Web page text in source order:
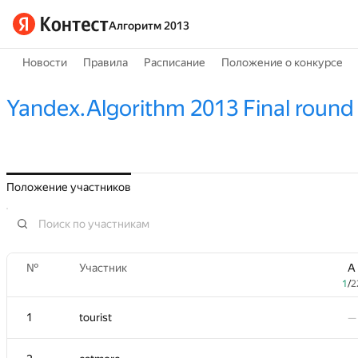
Алгоритм 2013
Новости Правила Расписание Положение о конкурсе
Yandex.Algorithm 2013 Final round
Положение участников
№ Участник A
1/
1 tourist —
№ Участник A
1/
1 tourist —